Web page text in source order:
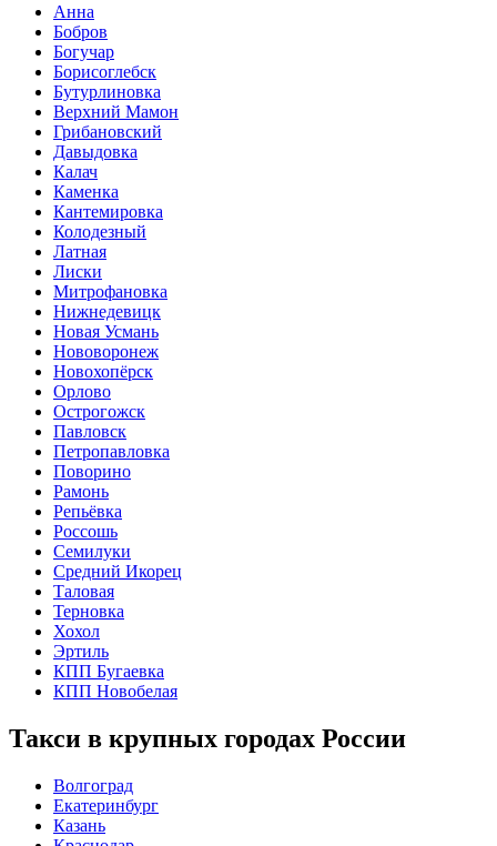
Анна
Бобров
Богучар
Борисоглебск
Бутурлиновка
Верхний Мамон
Грибановский
Давыдовка
Калач
Каменка
Кантемировка
Колодезный
Латная
Лиски
Митрофановка
Нижнедевицк
Новая Усмань
Нововоронеж
Новохопёрск
Орлово
Острогожск
Павловск
Петропавловка
Поворино
Рамонь
Репьёвка
Россошь
Семилуки
Средний Икорец
Таловая
Терновка
Хохол
Эртиль
КПП Бугаевка
КПП Новобелая
Такси в крупных городах России
Волгоград
Екатеринбург
Казань